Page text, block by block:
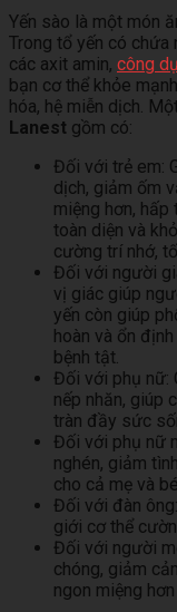
Yến sào là một món
Trong tổ yến có chứa
các axit amin, công
bạn cơ thể khỏe
hóa, hệ miễn dịch.
Lanest gồm có:
Đối với trẻ em:
dịch, giảm ốm
miệng hơn,
toàn diện và
cường trí nhớ,
Đối với người
vị giác giúp
yến còn giúp
hoàn và ổn
bệnh tật.
Đối với phụ nữ:
nếp nhăn, giúp
tràn đầy sức
Đối với phụ nữ
nghén, giảm
cho cả mẹ và
Đối với đàn
giới cơ thể
Đối với người
chóng, giảm
ngon miệng